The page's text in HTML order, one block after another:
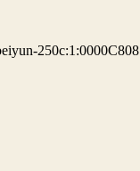
250c:1:0000C808